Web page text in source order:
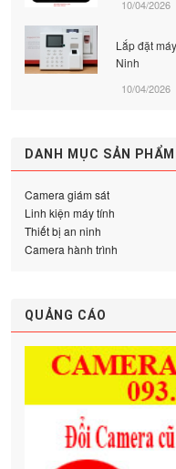
10/04/2026
Lắp đặt
Ninh
10/04/2026
DANH MỤC SẢN PHẨM
Camera giám sát
Linh kiện máy tính
Thiết bị an ninh
Camera hành trình
QUẢNG CÁO